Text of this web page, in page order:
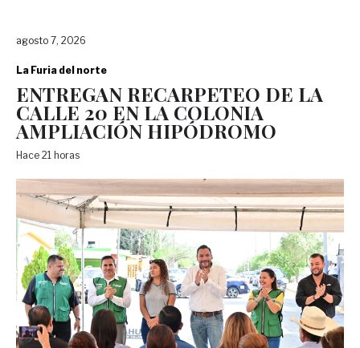
agosto 7, 2026
La Furia del norte
ENTREGAN RECARPETEO DE LA
CALLE 20 EN LA COLONIA
AMPLIACIÓN HIPÓDROMO
Hace 21 horas